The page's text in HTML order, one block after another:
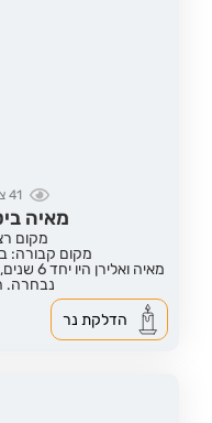
41
מאיה
מקום
מקום קבורה:
מאיה
נבחרה.
הדלקת נר